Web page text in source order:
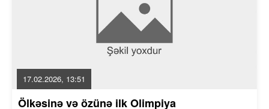
17.02.2026, 13:51
Ölkəsinə və özünə ilk Olimpiya